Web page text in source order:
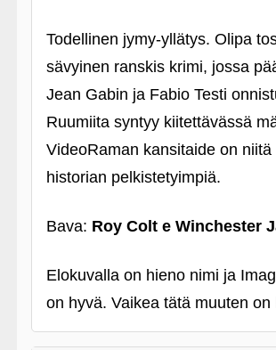
Todellinen jymy-yllätys. Olipa
sävyinen ranskis krimi, jossa
Jean Gabin ja Fabio Testi
Ruumiita syntyy kiitettävässä
VideoRaman kansitaide on niitä
historian pelkistetyimpiä.
Bava: Roy Colt e Winchester
Elokuvalla on hieno nimi ja
on hyvä. Vaikea tätä muuten on